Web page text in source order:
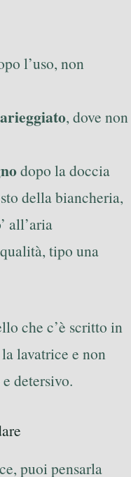
l’uso, non
arieggiato, dove non
dopo la doccia
della biancheria,
all’aria
tipo una
che c’è scritto in
lavatrice e non
detersivo.
puoi pensarla